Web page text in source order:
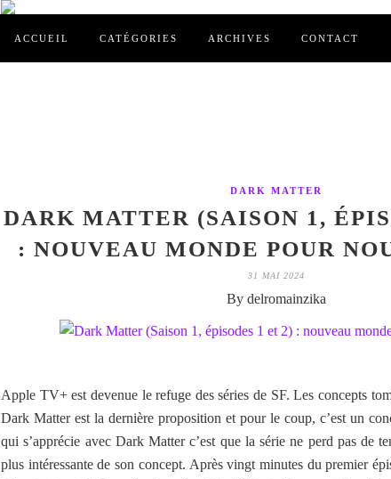
ACCUEIL CATÉGORIES ARCHIVES CONTACT
DARK MATTER
DARK MATTER (SAISON 1,
: NOUVEAU MONDE POUR
31 MAI 2024
By delromainzika
Apple TV+ est devenue le refuge des séries de SF. Les concepts
Dark Matter est la dernière proposition et pour le coup, c’est un
qui s’apprécie avec Dark Matter c’est que la série ne perd pas de
plus intéressante de son concept. Après vingt minutes du premier